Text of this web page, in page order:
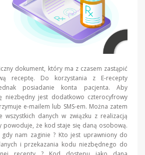
dokument, który ma z czasem zastąpić
receptę. Do korzystania z E-recepty
posiadanie konta pacjenta. Aby
niezbędny jest dodatkowo czterocyfrowy
e-mailem lub SMS-em. Można zatem
wszystkich danych w związku z realizacją
powoduje, że kod staje się daną osobową.
nam zaginie ? Kto jest uprawniony do
i przekazania kodu niezbędnego do